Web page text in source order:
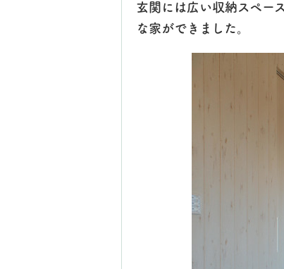
玄関には広い収納スペー
な家ができました。